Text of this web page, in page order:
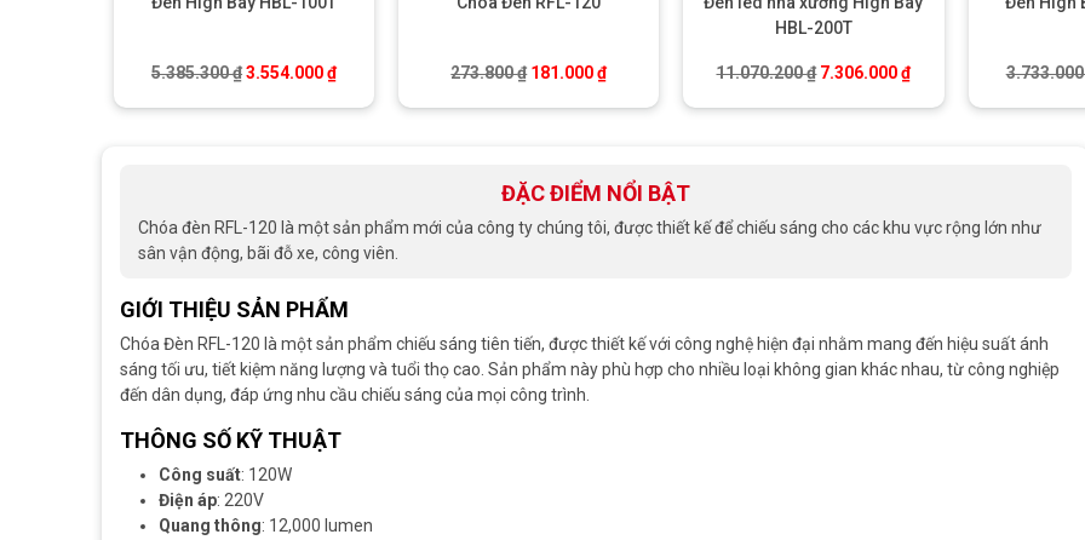
5.385.300₫Giá gốc là: 5.385.300 ₫.
3.554.000₫Giá hiện tại là: 3.554.000 ₫.
273.800₫ Giá gốc là: 273.800 ₫.
181.000₫Giá hiện tại là: 181.000 ₫.
HBL-200T
11.070.200₫ Giá gốc là: 11.070.200 ₫.
7.306.000₫Giá hiện tại là:
ĐẶC ĐIỂM NỔI BẬT
Chóa đèn RFL-120 là một sản phẩm mới của công ty chúng tôi, được thiết kế để chiếu sáng cho các khu vực rộng lớn như
sân vận động, bãi đỗ xe, công viên.
GIỚI THIỆU SẢN PHẨM
Chóa Đèn RFL-120 là một sản phẩm chiếu sáng tiên tiến, được thiết kế với công nghệ hiện đại nhằm mang đến hiệu suất ánh
sáng tối ưu, tiết kiệm năng lượng và tuổi thọ cao. Sản phẩm này phù hợp cho nhiều loại không gian khác nhau, từ công nghiệp
đến dân dụng, đáp ứng nhu cầu chiếu sáng của mọi công trình.
THÔNG SỐ KỸ THUẬT
Công suất: 120W
Điện áp: 220V
Quang thông: 12,000 lumen